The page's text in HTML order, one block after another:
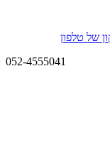
052-4555041